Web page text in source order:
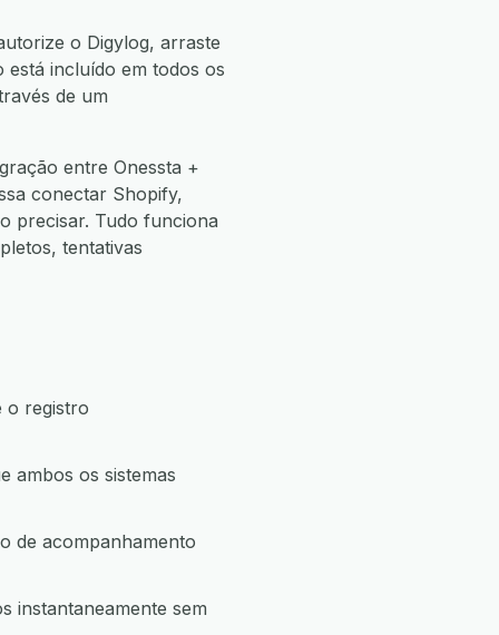
o Digylog, arraste
incluído em todos os
de um
entre Onessta +
conectar Shopify,
precisar. Tudo funciona
tentativas
o registro
ambos os sistemas
de acompanhamento
instantaneamente sem